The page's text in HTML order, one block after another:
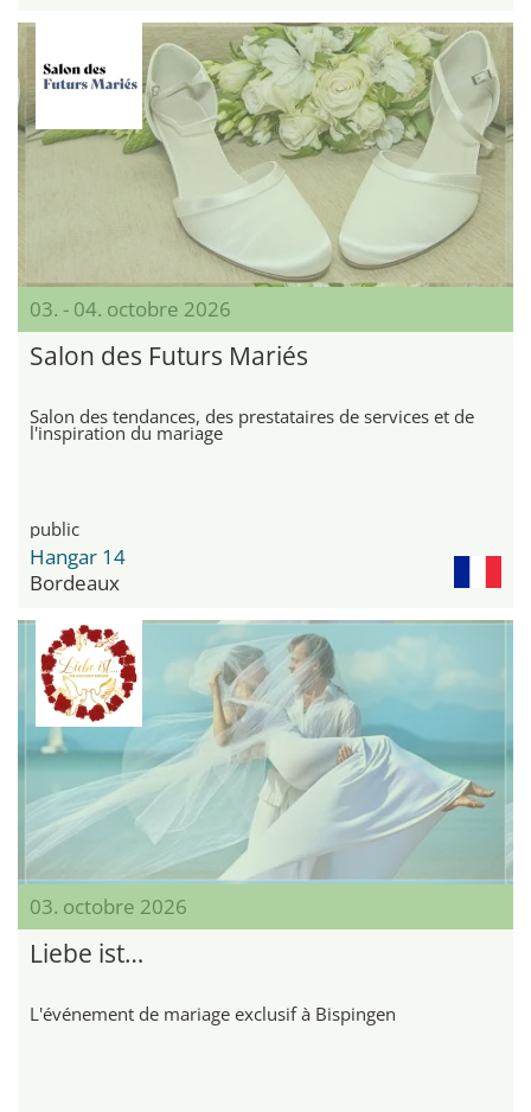
03. - 04. octobre 2026
Salon des Futurs Mariés
Salon des tendances, des prestataires de services et de
l'inspiration du mariage
public
Hangar 14
Bordeaux
03. octobre 2026
Liebe ist…
L'événement de mariage exclusif à Bispingen